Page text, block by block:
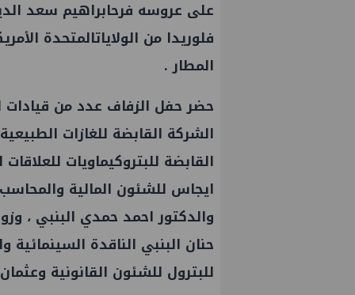
على عروسه فرحابراهيم سعد
فلوريدا من الولاياتالمتحدة
المطار .
حضر حفل الزفاف عدد من
الشركة القابضة للغازات
القابضة للبتروكيماويات
ايجاس للشئون المالية والمحاسب
والدكتور احمد حمدي البنبي ،
حنان البنبي الناقدة
للبترول للشئون القانونية